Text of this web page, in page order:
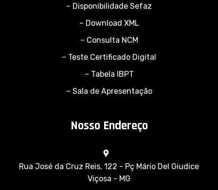
– Disponibilidade Sefaz
– Download XML
– Consulta NCM
– Teste Certificado Digital
– Tabela IBPT
– Sala de Apresentação
Nosso Endereço
Rua José da Cruz Reis, 122 - Pç Mário Del Giudice
Viçosa - MG